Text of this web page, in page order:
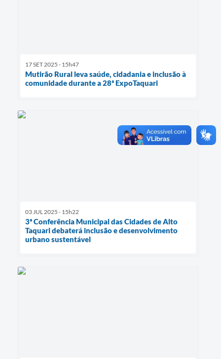
17 SET 2025 - 15h47
Mutirão Rural leva saúde, cidadania e inclusão à
comunidade durante a 28ª ExpoTaquari
03 JUL 2025 - 15h22
3ª Conferência Municipal das Cidades de Alto
Taquari debaterá inclusão e desenvolvimento
urbano sustentável